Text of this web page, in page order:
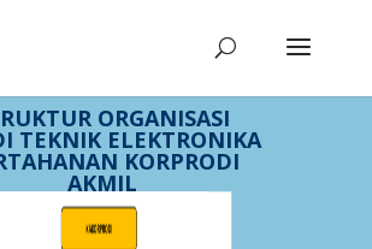
ORGANISASI
TEKNIK ELEKTRONIKA
KORPRODI
AKMIL